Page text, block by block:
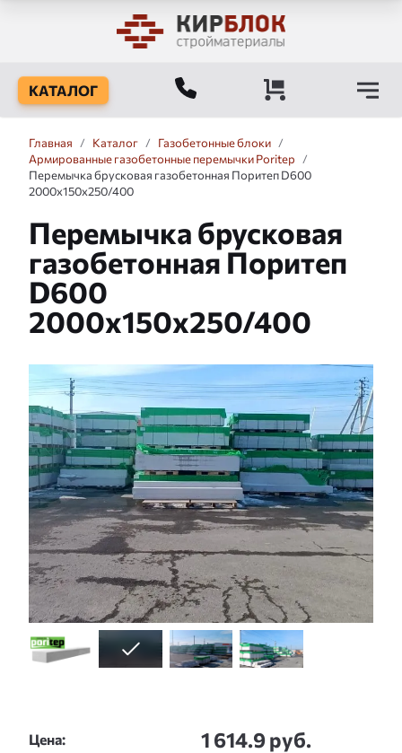
КАТАЛОГ
Главная / Каталог / Газобетонные блоки /
Армированные газобетонные перемычки Poritep
/
Перемычка брусковая газобетонная Поритеп D600
2000x150x250/400
Перемычка брусковая
газобетонная Поритеп
D600
2000x150x250/400
Слайдшоу
Цена: 1 614.9 руб.